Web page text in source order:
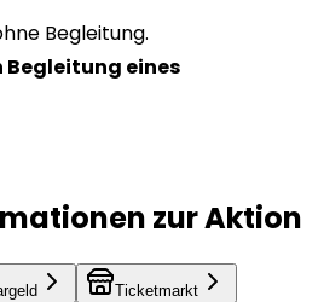
Begleitung.
Begleitung eines
zur Aktion
Ticketmarkt